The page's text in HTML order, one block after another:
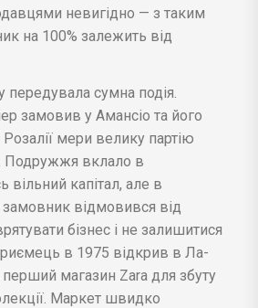
невигідно — з таким
на 100% залежить від
передувала сумна подія.
замовив у Амансіо та його
мери велику партію
Подружжя вклало в
капітал, але в
відмовився від
бізнес і не залишитися
в 1975 відкрив в Ла-
перший магазин Zara для збуту
Маркет швидко